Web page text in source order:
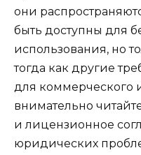
они
быть доступны для
использования, но
тогда как другие
для коммерческого
внимательно
и лицензионное
юридических